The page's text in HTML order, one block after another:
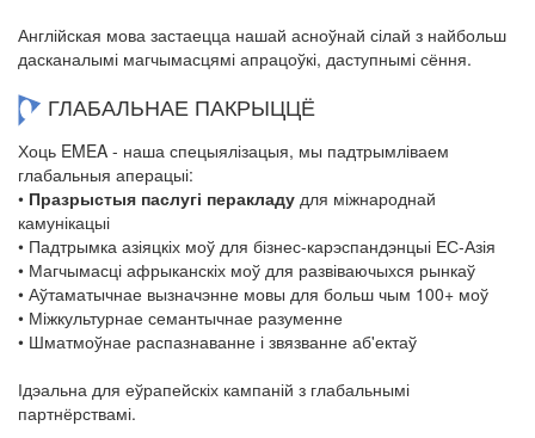
Англійская мова застаецца нашай асноўнай сілай з найбольш
дасканалымі магчымасцямі апрацоўкі, даступнымі сёння.
ГЛАБАЛЬНАЕ ПАКРЫЦЦЁ
Хоць EMEA - наша спецыялізацыя, мы падтрымліваем
глабальныя аперацыі:
• Празрыстыя паслугі перакладу для міжнароднай
камунікацыі
• Падтрымка азіяцкіх моў для бізнес-карэспандэнцыі ЕС-Азія
• Магчымасці афрыканскіх моў для развіваючыхся рынкаў
• Аўтаматычнае вызначэнне мовы для больш чым 100+ моў
• Міжкультурнае семантычнае разуменне
• Шматмоўнае распазнаванне і звязванне аб'ектаў
Ідэальна для еўрапейскіх кампаній з глабальнымі
партнёрствамі.